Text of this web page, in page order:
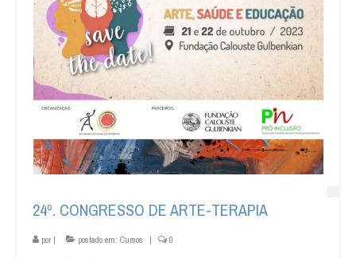
24º. CONGRESSO DE ARTE-TERAPIA
por | postado em: Cursos | 0